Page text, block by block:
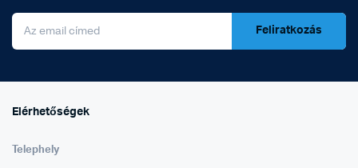
Feliratkozás
Elérhetőségek
Telephely